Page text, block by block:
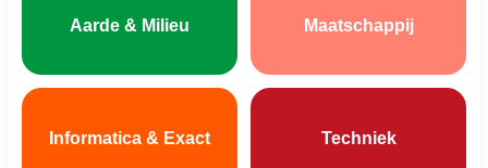
Aarde & Milieu Maatschappij
Informatica & Exact Techniek